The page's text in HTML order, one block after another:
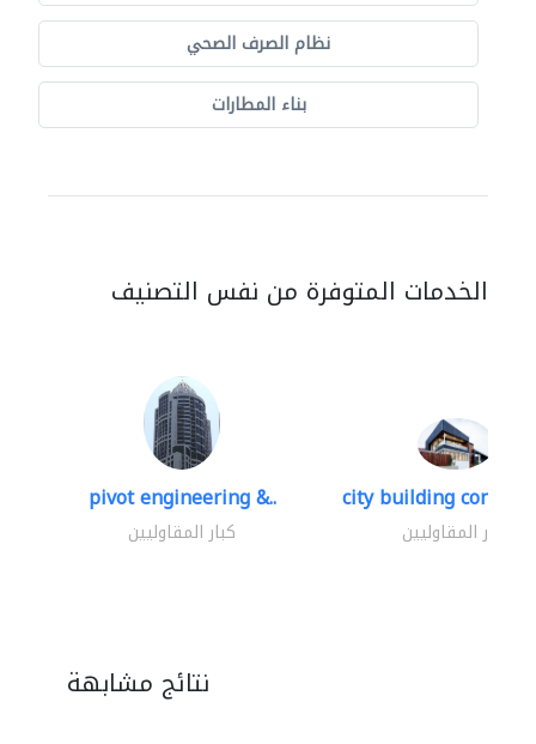
نظام الصرف الصحي
بناء المطارات
الخدمات المتوفرة من نفس التصنيف
pivot engineering &..
كبار المقاوليين
city building
كبار المقاوليين
نتائج مشابهة